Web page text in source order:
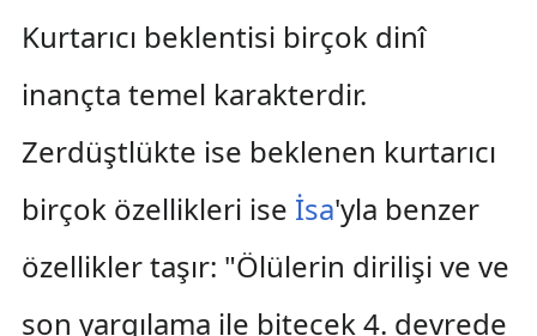
Kurtarıcı beklentisi birçok dinî
inançta temel karakterdir.
Zerdüştlükte ise beklenen kurtarıcı
birçok özellikleri ise İsa'yla benzer
özellikler taşır: "Ölülerin dirilişi ve ve
son yargılama ile bitecek 4. devrede